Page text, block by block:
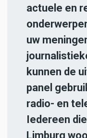
actuele en
uw
kunnen de
panel
radio- en
Iedereen
Limburg